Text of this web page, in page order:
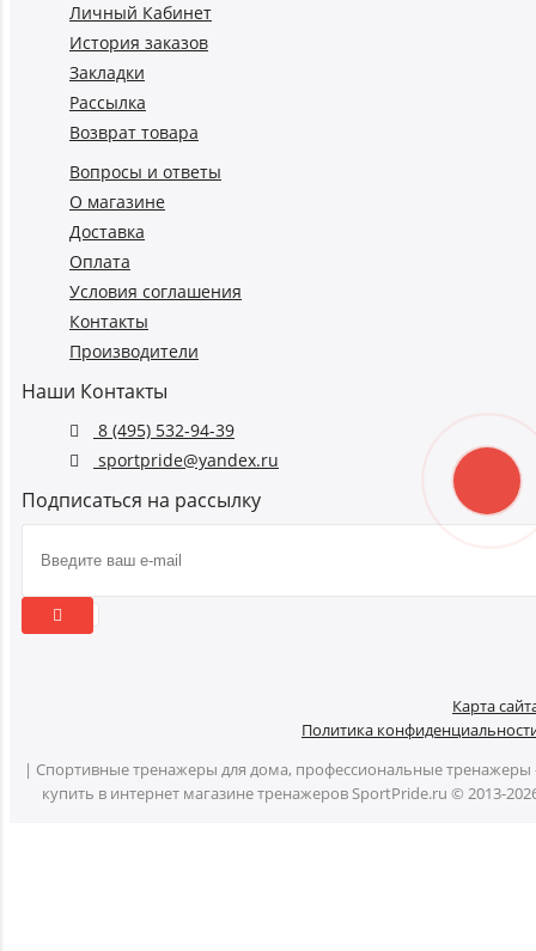
Личный Кабинет
История заказов
Закладки
Рассылка
Возврат товара
Вопросы и ответы
О магазине
Доставка
Оплата
Условия соглашения
Контакты
Производители
Наши Контакты
8 (495) 532-94-39
sportpride@yandex.ru
Подписаться на рассылку
Карта
Политика
| Спортивные тренажеры для дома, профессиональные тренажеры
купить в интернет магазине тренажеров SportPride.ru © 2013-